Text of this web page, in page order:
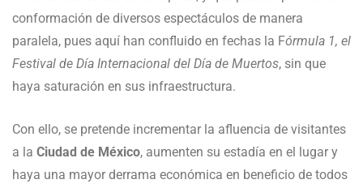
conformación de diversos espectáculos de manera
paralela, pues aquí han confluido en fechas la Fórmula 1, el
Festival de Día Internacional del Día de Muertos, sin que
haya saturación en sus infraestructura.
Con ello, se pretende incrementar la afluencia de visitantes
a la Ciudad de México, aumenten su estadía en el lugar y
haya una mayor derrama económica en beneficio de todos